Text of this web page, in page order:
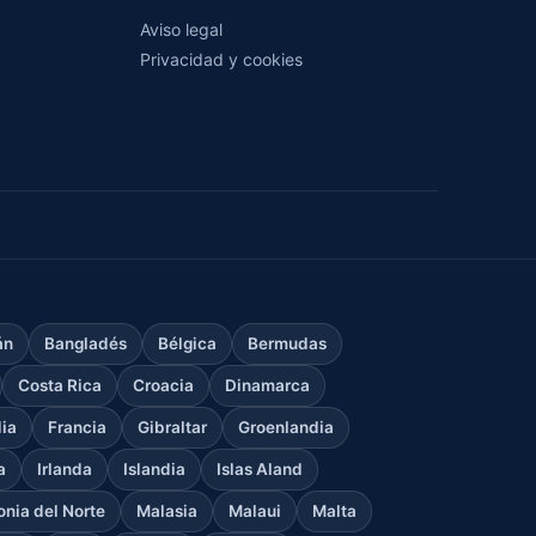
Aviso legal
Privacidad y cookies
Bangladés Bélgica Bermudas
Costa Rica Croacia Dinamarca
Francia Gibraltar Groenlandia
Irlanda Islandia Islas Aland
del Norte Malasia Malaui Malta